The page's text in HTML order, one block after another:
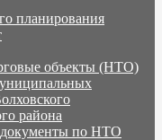
планирования
объекты (НТО)
района
по НТО